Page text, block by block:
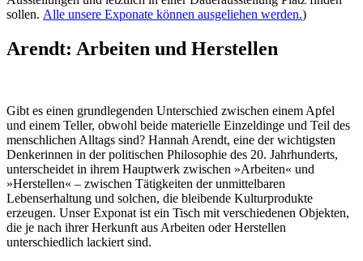
sollen. Alle unsere Exponate können ausgeliehen werden.)
Arendt: Arbeiten und Herstellen
Gibt es einen grundlegenden Unterschied zwischen einem Apfel
und einem Teller, obwohl beide materielle Einzeldinge und Teil des
menschlichen Alltags sind? Hannah Arendt, eine der wichtigsten
Denkerinnen in der politischen Philosophie des 20. Jahrhunderts,
unterscheidet in ihrem Hauptwerk zwischen »Arbeiten« und
»Herstellen« – zwischen Tätigkeiten der unmittelbaren
Lebenserhaltung und solchen, die bleibende Kulturprodukte
erzeugen. Unser Exponat ist ein Tisch mit verschiedenen Objekten,
die je nach ihrer Herkunft aus Arbeiten oder Herstellen
unterschiedlich lackiert sind.